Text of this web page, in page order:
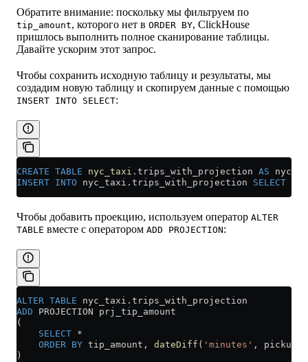
Обратите внимание: поскольку мы фильтруем по
tip_amount, которого нет в ORDER BY, ClickHouse
пришлось выполнить полное сканирование таблицы.
Давайте ускорим этот запрос.
Чтобы сохранить исходную таблицу и результаты, мы
создадим новую таблицу и скопируем данные с помощью
INSERT INTO SELECT:
CREATE TABLE nyc_taxi .trips_with_projection AS
INSERT INTO nyc_taxi . trips_with_projection SELECT
Чтобы добавить проекцию, используем оператор ALTER
TABLE вместе с оператором ADD PROJECTION:
ALTER TABLE nyc_taxi . trips_with_projection
ADD PROJECTION prj_tip_amount
(
    SELECT
*
    ORDER BY
tip_amount, dateDiff ( 'minutes' ,
)